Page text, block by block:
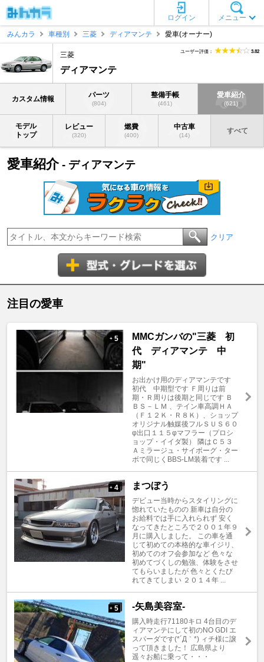
メニュー
ログイン
みんカラ
車種別 三菱 ディアマンテ 愛車(オーナー)
三菱
ディアマンテ
ユーザー評価： 3.82
カスタム情報 パーツ
(804)
整備手帳
(461)
愛車紹介
(621)
モデル
トップ
レビュー
(320)
燃費
(400)
中古車
(14)
すべて
愛車紹介- ディアマンテ
クリア
注目の愛車
+ 5
MMCガンバの"三菱 初
代 ディアマンテ 中
期"
お出かけ用のディアマンテです
初代 中期型です Ｆ周りは前
期・Ｒ周りは後期と同じです Ｂ
ＢＳ－ＬＭ 、テイン車高調ＨＡ
（Ｆ１２Ｋ・Ｒ８Ｋ）、ショップ
オリジナル触媒後フルＳＵＳ６０
φ出口１１５φマフラー（プロシ
ョップ・イイダ製） 隣はＣ５３
Ａミラージュ・サイボーグ・ター
ボで同じくBBS-LM装着です ...
+ 4 まつぼう
デビュー当時からスタイリングに
惚れていたものの 新車は自分の
お給料では手に入れられず 安く
なってきたところで２００１年９
月に購入しました。 この車を通
じて初めての本格的な車イジリ、
初めてのオフ会参加など 色々な
初めてづくしの勉強、体験をさせ
てもらいましたが 色々とくたび
れてきてしまい ２０１４年 ...
+ 5 -矢島美容室-
購入時走行71180キロ 4台目のデ
ィアマンテにして初のNO GDI エ
スパーダです(*´Д｀*) ィチ様に譲
って頂きました！ 広島県より
遥々お船に乗って・・・